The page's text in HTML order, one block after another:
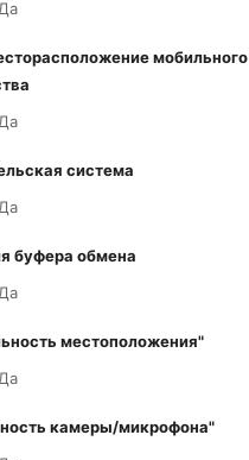
Да
мобильного
Да
система
Да
буфера обмена
Да
местоположения"
Да
камеры/микрофона"